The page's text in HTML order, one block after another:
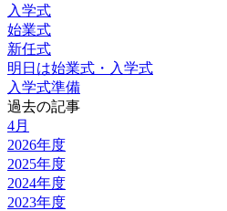
入学式
始業式
新任式
明日は始業式・入学式
入学式準備
過去の記事
4月
2026年度
2025年度
2024年度
2023年度